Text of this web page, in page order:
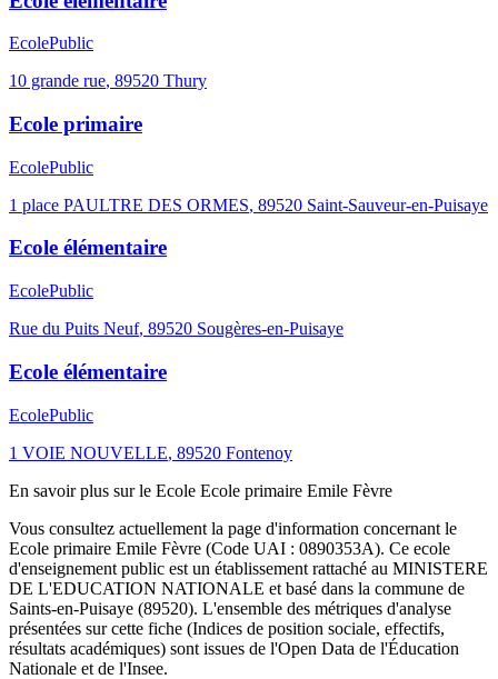
EcolePublic
10 grande rue, 89520 Thury
Ecole primaire
EcolePublic
1 place PAULTRE DES ORMES, 89520 Saint-Sauveur-en-Puisaye
Ecole élémentaire
EcolePublic
Rue du Puits Neuf, 89520 Sougères-en-Puisaye
Ecole élémentaire
EcolePublic
1 VOIE NOUVELLE, 89520 Fontenoy
En savoir plus sur le Ecole Ecole primaire Emile Fèvre
Vous consultez actuellement la page d'information concernant le
Ecole primaire Emile Fèvre (Code UAI : 0890353A). Ce ecole
d'enseignement public est un établissement rattaché au MINISTERE
DE L'EDUCATION NATIONALE et basé dans la commune de
Saints-en-Puisaye (89520). L'ensemble des métriques d'analyse
présentées sur cette fiche (Indices de position sociale, effectifs,
résultats académiques) sont issues de l'Open Data de l'Éducation
Nationale et de l'Insee.